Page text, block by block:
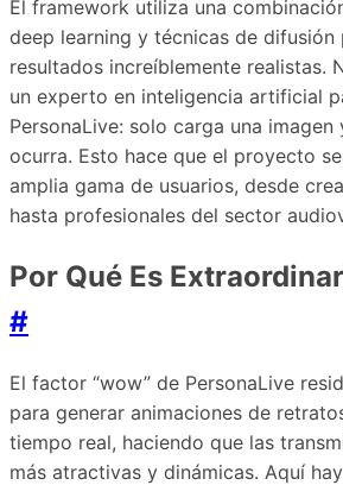
El framework utiliza una
deep learning y técnicas de difusión
resultados increíblemente realistas.
un experto en inteligencia artificial
PersonaLive: solo carga una
ocurra. Esto hace que el proyecto
amplia gama de usuarios, desde
hasta profesionales del sector
Por Qué Es
#
El factor “wow” de PersonaLive
para generar animaciones de
tiempo real, haciendo que las
más atractivas y dinámicas. Aquí